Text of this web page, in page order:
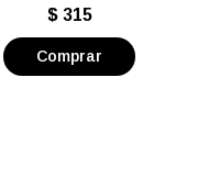
Por unidad
$ 315